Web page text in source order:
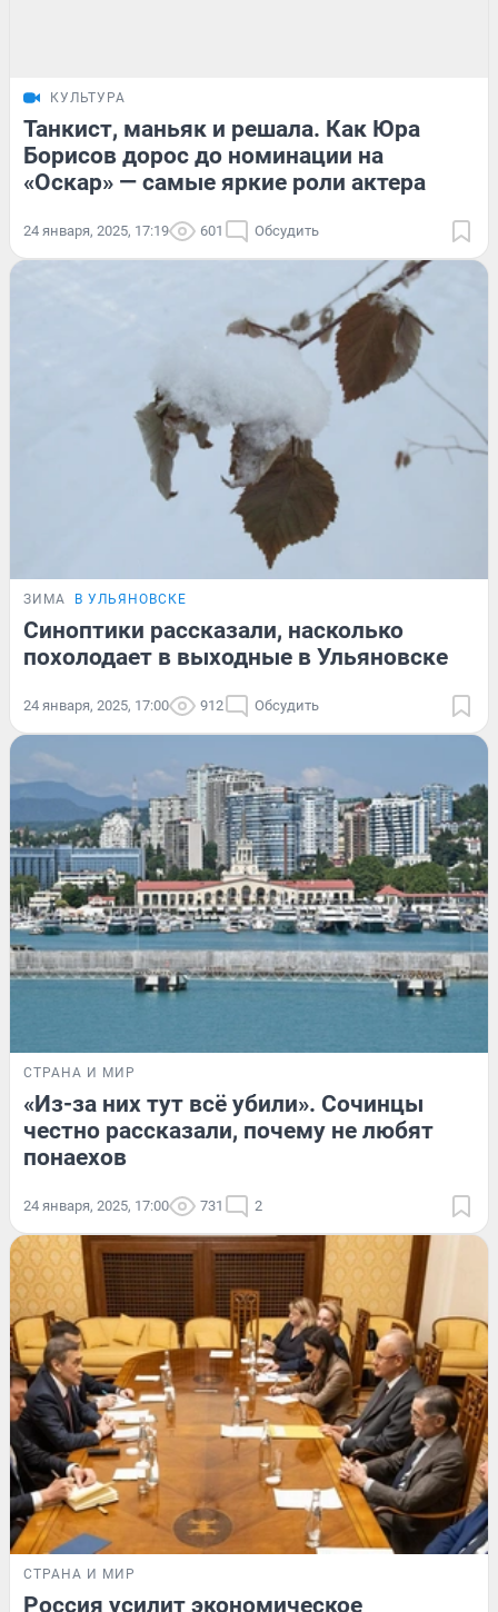
КУЛЬТУРА
Танкист, маньяк и решала. Как Юра
Борисов дорос до номинации на
«Оскар» — самые яркие роли актера
24 января, 2025, 17:19 601 Обсудить
ЗИМА В УЛЬЯНОВСКЕ
Синоптики рассказали, насколько
похолодает в выходные в Ульяновске
24 января, 2025, 17:00 912 Обсудить
СТРАНА И МИР
«Из-за них тут всё убили». Сочинцы
честно рассказали, почему не любят
понаехов
24 января, 2025, 17:00 731 2
СТРАНА И МИР
Россия усилит экономическое